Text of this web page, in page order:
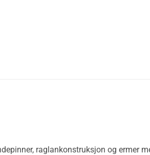
raglankonstruksjon og ermer